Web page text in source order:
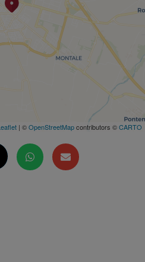
| ©OpenStreetMapcontributors ©CARTO